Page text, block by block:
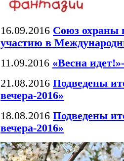
16.09.2016 Союз охраны
участию в
11.09.2016 «Весна
21.08.2016 Подведены
вечера-2016»
18.08.2016 Подведены
вечера-2016»